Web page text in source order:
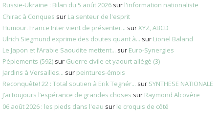
Russie-Ukraine : Bilan du 5 août 2026 sur l'information nationaliste
Chirac à Conques sur La senteur de l'esprit
Humour. France Inter vient de présenter... surXYZ, ABCD
Ulrich Siegmund exprime des doutes quant à... sur Lionel Baland
Le Japon et l’Arabie Saoudite mettent... sur Euro-Synergies
Pépiements (592) sur Guerre civile et yaourt allégé (3)
Jardins à Versailles... sur peintures-émois
Reconquête! 22 : Total soutien à Erik Tegnér... sur SYNTHESE NATIONALE
J’ai toujours l’espérance de grandes choses sur Raymond Alcovère
06 août 2026 : les pieds dans l'eau sur le croquis de côté